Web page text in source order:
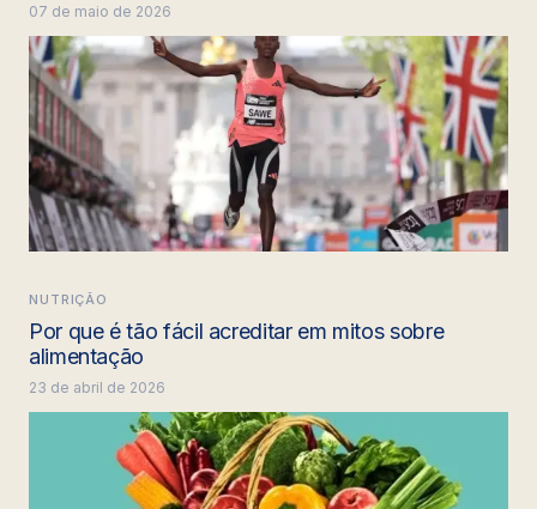
07 de maio de 2026
NUTRIÇÃO
Por que é tão fácil acreditar em mitos sobre
alimentação
23 de abril de 2026